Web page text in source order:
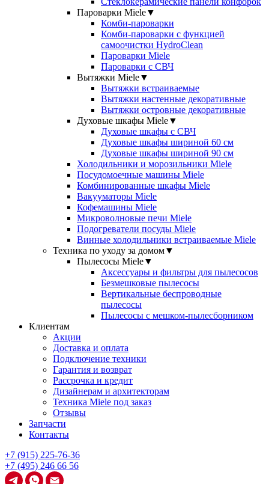
Пароварки Miele▼
Комби-пароварки
Комби-пароварки с функцией
самоочистки HydroClean
Пароварки Miele
Пароварки с СВЧ
Вытяжки Miele▼
Вытяжки встраиваемые
Вытяжки настенные декоративные
Вытяжки островные декоративные
Духовые шкафы Miele▼
Духовые шкафы с СВЧ
Духовые шкафы шириной 60 см
Духовые шкафы шириной 90 см
Холодильники и морозильники Miele
Посудомоечные машины Miele
Комбинированные шкафы Miele
Вакууматоры Miele
Кофемашины Miele
Микроволновые печи Miele
Подогреватели посуды Miele
Винные холодильники встраиваемые Miele
Техника по уходу за домом▼
Пылесосы Miele▼
Аксессуары и фильтры для пылесосов
Безмешковые пылесосы
Вертикальные беспроводные
пылесосы
Пылесосы с мешком-пылесборником
Клиентам
Акции
Доставка и оплата
Подключение техники
Гарантия и возврат
Рассрочка и кредит
Дизайнерам и архитекторам
Техника Miele под заказ
Отзывы
Запчасти
Контакты
+7 (915) 225-76-36
+7 (495) 246 66 56